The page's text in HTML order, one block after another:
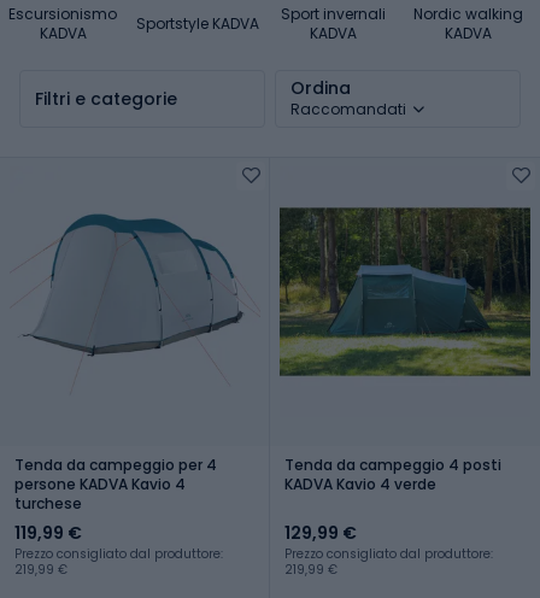
Escursionismo
KADVA
Sportstyle KADVA
Sport invernali
KADVA
Nordic walking
KADVA
Filtri e categorie Ordina
Raccomandati
Tenda da campeggio per 4
persone KADVA Kavio 4
turchese
119,99 €
Prezzo consigliato dal produttore:
219,99 €
Tenda da campeggio 4 posti
KADVA Kavio 4 verde
129,99 €
Prezzo consigliato dal produttore:
219,99 €